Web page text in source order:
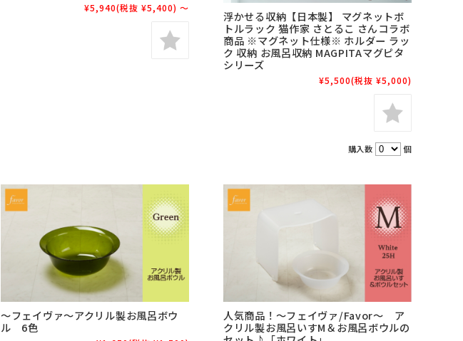
¥5,940(税抜 ¥5,400) ～
浮かせる収納【日本製】 マグネットボ
トルラック 猫作家 さとるこ さんコラボ
商品 ※マグネット仕様※ ホルダー ラッ
ク 収納 お風呂収納 MAGPITAマグピタ
シリーズ
¥5,500(税抜 ¥5,000)
購入数 個
～フェイヴァ～アクリル製お風呂ボウ
ル 6色
人気商品！～フェイヴァ/Favor～ ア
クリル製お風呂いすM＆お風呂ボウルの